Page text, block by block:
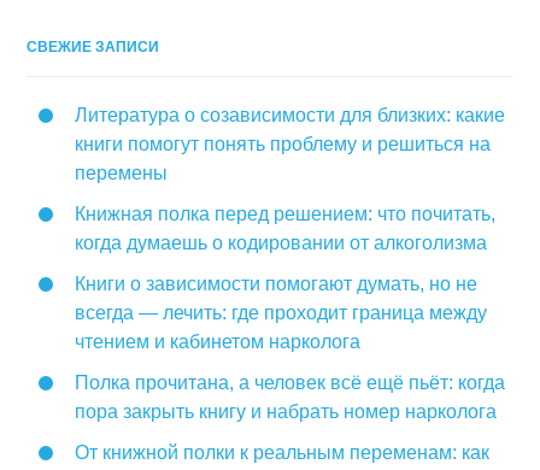
СВЕЖИЕ ЗАПИСИ
Литература о созависимости для близких: какие
книги помогут понять проблему и решиться на
перемены
Книжная полка перед решением: что почитать,
когда думаешь о кодировании от алкоголизма
Книги о зависимости помогают думать, но не
всегда — лечить: где проходит граница между
чтением и кабинетом нарколога
Полка прочитана, а человек всё ещё пьёт: когда
пора закрыть книгу и набрать номер нарколога
От книжной полки к реальным переменам: как